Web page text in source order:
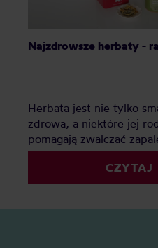
Najzdrowsze herbaty -
Herbata jest nie tylko
zdrowa, a niektóre jej rodzaje
pomagają zwalczać
poprawiają metabolizm i
mózgu. Jakie są
Ranking pozwoli Wam
CZYTAJ